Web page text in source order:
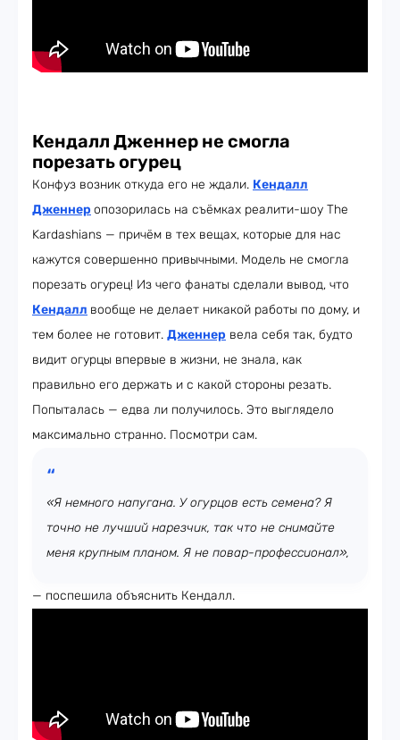
Кендалл Дженнер не смогла
порезать огурец
Конфуз возник откуда его не ждали. Кендалл
Дженнер опозорилась на съёмках реалити-шоу The
Kardashians — причём в тех вещах, которые для нас
кажутся совершенно привычными. Модель не смогла
порезать огурец! Из чего фанаты сделали вывод, что
Кендалл вообще не делает никакой работы по дому, и
тем более не готовит. Дженнер вела себя так, будто
видит огурцы впервые в жизни, не знала, как
правильно его держать и с какой стороны резать.
Попыталась — едва ли получилось. Это выглядело
максимально странно. Посмотри сам.
«Я немного напугана. У огурцов есть семена? Я
точно не лучший нарезчик, так что не снимайте
меня крупным планом. Я не повар-профессионал»,
— поспешила объяснить Кендалл.